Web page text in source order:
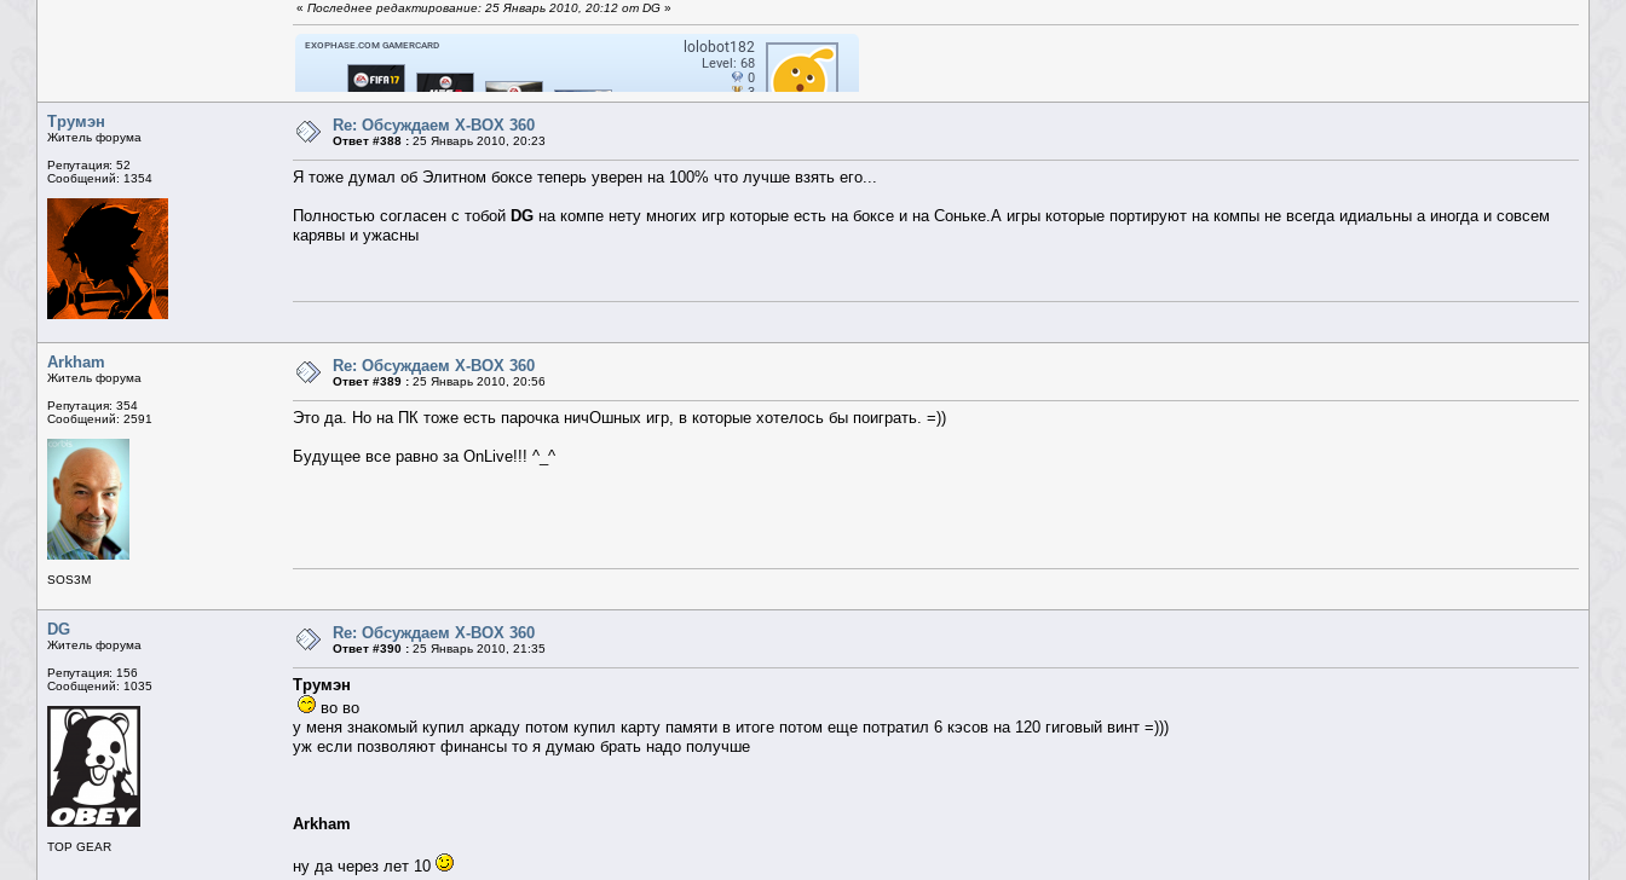
« Последнее редактирование: 25 Январь 2010, 20:12 от DG »
Трумэн
Житель форума
Репутация: 52
Сообщений: 1354
Re: Обсуждаем X-BOX 360
Ответ #388 : 25 Январь 2010, 20:23
Я тоже думал об Элитном боксе теперь уверен на 100% что лучше взять его...
Полностью согласен с тобой DG на компе нету многих игр которые есть на боксе и на Соньке.А игры которые портируют на компы не всегда идиальны а иногда и совсем
карявы и ужасны
Arkham
Житель форума
Репутация: 354
Сообщений: 2591
SOS3M
Re: Обсуждаем X-BOX 360
Ответ #389 : 25 Январь 2010, 20:56
Это да. Но на ПК тоже есть парочка ничОшных игр, в которые хотелось бы поиграть. =))
Будущее все равно за OnLive!!! ^_^
DG
Житель форума
Репутация: 156
Сообщений: 1035
TOP GEAR
Re: Обсуждаем X-BOX 360
Ответ #390 : 25 Январь 2010, 21:35
Трумэн
во во
у меня знакомый купил аркаду потом купил карту памяти в итоге потом еще потратил 6 кэсов на 120 гиговый винт =)))
уж если позволяют финансы то я думаю брать надо получше
Arkham
ну да через лет 10